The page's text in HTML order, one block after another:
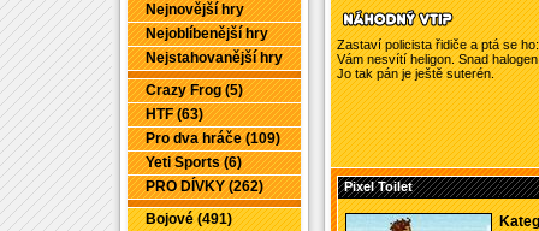
Nejnovější hry
Nejoblíbenější hry
Nejstahovanější hry
Crazy Frog (5)
HTF (63)
Pro dva hráče (109)
Yeti Sports (6)
PRO DÍVKY (262)
Bojové (491)
Zastaví policista řidiče a ptá se
Vám nesvítí heligon. Snad
Jo tak pán je ještě suterén.
Pixel Toilet